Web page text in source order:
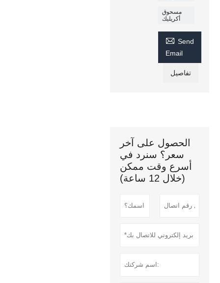
مسحوق
أكريليك
 Send
Email
تفاصيل
الحصول على آخر
سعر؟ سنرد في
أسرع وقت ممكن
(خلال 12 ساعة)